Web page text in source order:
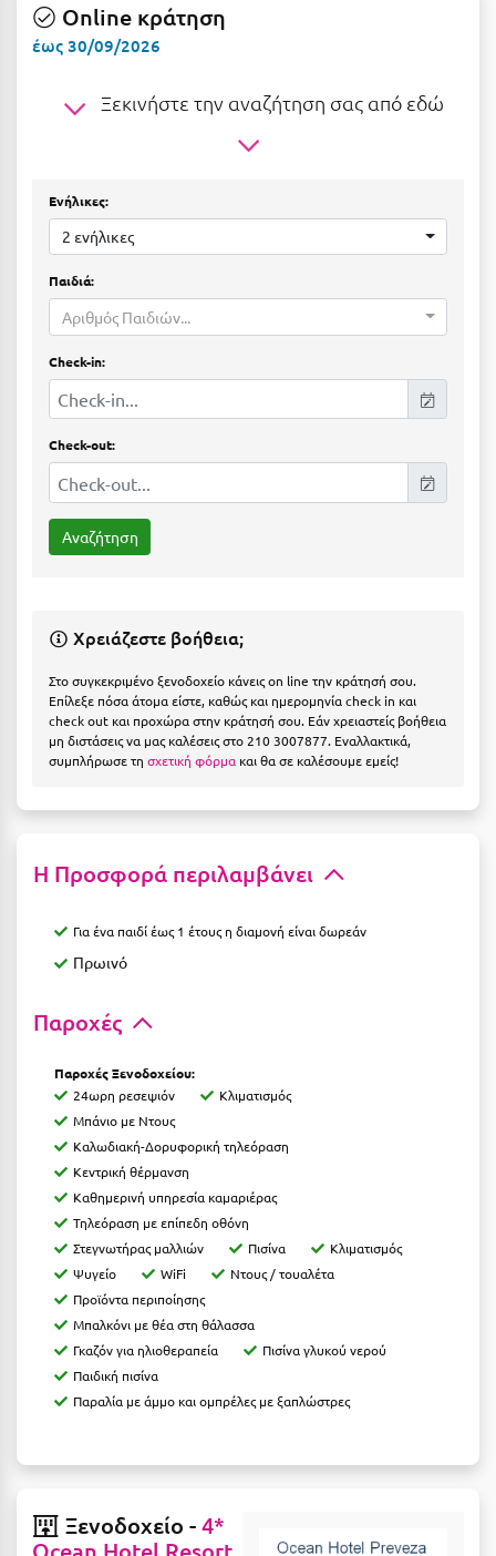
Διακοπτό
Ελούντα Κρήτης
Ερέτρια
Ερμιόνη
Εύβοια
Ευρυτανία
Ζαγοροχώρια
Ζάκυνθος
Θάσος
Θεσσαλονίκη
Ίος
Ιωάννινα
Καβάλα
Καλάβρυτα
Καλαμάτα
Κάλαμος
Καλαμπάκα
Κάλυμνος
Καρδάμαινα
Καρδαμύλη
Online κράτηση
έως 30/09/2026
Ξεκινήστε την αναζήτηση σας από εδώ
Ενήλικες:
2 ενήλικες
Παιδιά:
Αριθμός Παιδιών...
Check-in:
Check-out:
Χρειάζεστε βοήθεια;
Στο συγκεκριμένο ξενοδοχείο κάνεις on line την κράτησή σου.
Επίλεξε πόσα άτομα είστε, καθώς και ημερομηνία check in και
check out και προχώρα στην κράτησή σου. Εάν χρειαστείς βοήθεια
μη διστάσεις να μας καλέσεις στο 210 3007877. Εναλλακτικά,
συμπλήρωσε τη σχετική φόρμα και θα σε καλέσουμε εμείς!
Η Προσφορά περιλαμβάνει
Για ένα παιδί έως 1 έτους η διαμονή είναι δωρεάν
Πρωινό
Παροχές
Παροχές Ξενοδοχείου:
24ωρη ρεσεψιόν
Κλιματισμός
Μπάνιο με Ντους
Καλωδιακή-Δορυφορική τηλεόραση
Κεντρική θέρμανση
Καθημερινή υπηρεσία καμαριέρας
Τηλεόραση με επίπεδη οθόνη
Στεγνωτήρας μαλλιών
Πισίνα
Κλιματισμός
Ψυγείο
WiFi Ντους/τουαλέτα
Προϊόντα περιποίησης
Μπαλκόνι μεθέαστη θάλασσα
Γκαζόνγια ηλιοθεραπεία Πισίναγλυκού νερού
Παιδική πισίνα
Παραλία μεάμμο καιομπρέλες μεξαπλώστρες
Ξενοδοχείο -4*